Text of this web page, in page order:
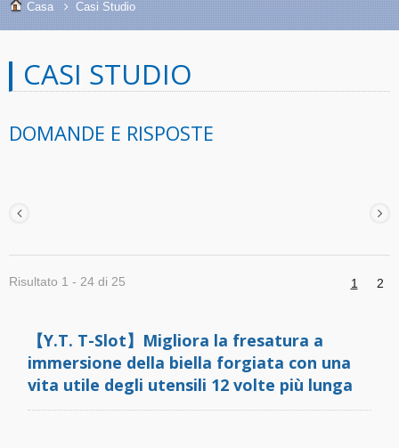
Casa Casi Studio
CASI STUDIO
DOMANDE E RISPOSTE
Risultato 1 - 24 di 25 1 2
【Y.T. T-Slot】Migliora la fresatura a
immersione della biella forgiata con una
vita utile degli utensili 12 volte più lunga